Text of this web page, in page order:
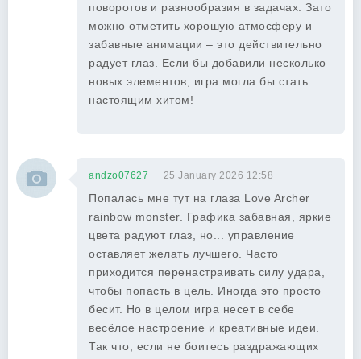
поворотов и разнообразия в задачах. Зато
можно отметить хорошую атмосферу и
забавные анимации – это действительно
радует глаз. Если бы добавили несколько
новых элементов, игра могла бы стать
настоящим хитом!
andzo07627 25 January 2026 12:58
Попалась мне тут на глаза Love Archer
rainbow monster. Графика забавная, яркие
цвета радуют глаз, но... управление
оставляет желать лучшего. Часто
приходится перенастраивать силу удара,
чтобы попасть в цель. Иногда это просто
бесит. Но в целом игра несет в себе
весёлое настроение и креативные идеи.
Так что, если не боитесь раздражающих